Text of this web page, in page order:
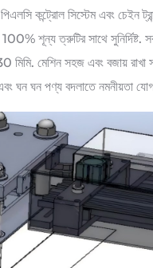
কন্ট্রোল সিস্টেম এবং চেইন
শূন্য ত্রুটির সাথে সুনির্দিষ্ট.
মিমি. মেশিন সহজ এবং বজায়
ঘন ঘন পণ্য বদলাতে নমনীয়তা